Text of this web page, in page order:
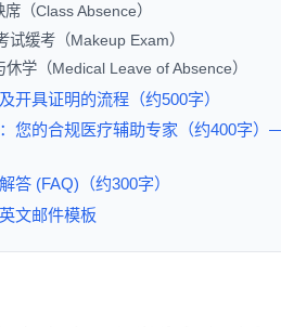
（Class Absence）
试缓考（Makeup Exam）
学（Medical Leave of Absence）
开具证明的流程（约500字）
您的合规医疗辅助专家（约400字
答 (FAQ)（约300字）
文邮件模板